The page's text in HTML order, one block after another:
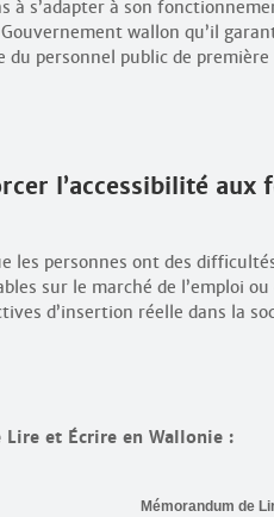
à s’adapter à son
wallon qu’il
du personnel public de
l’accessibilité
les personnes ont des
sur le marché de l’emploi
d’insertion réelle dans la
Lire et Écrire en Wallonie :
Mémorandum de